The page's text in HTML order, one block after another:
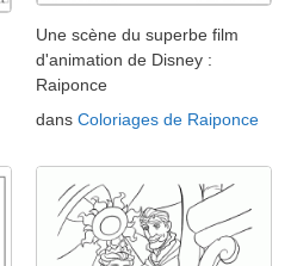
Une scène du superbe film
d'animation de Disney :
Raiponce
dans Coloriages de Raiponce